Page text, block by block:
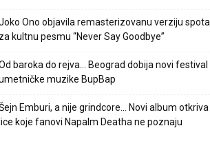
Ono objavila remasterizovanu verziju spota
kultnu pesmu “Never Say Goodbye”
baroka do rejva… Beograd dobija novi festival
muzike BupBap
Emburi, a nije grindcore… Novi album otkriva
koje fanovi Napalm Deatha ne poznaju